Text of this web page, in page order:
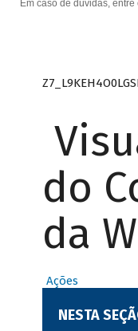
Em caso de dúvidas,
do
da
Ações
NESTA